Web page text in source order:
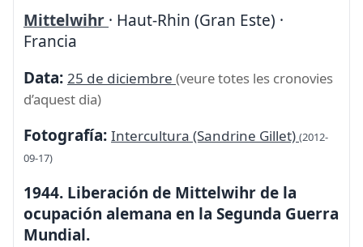
Mittelwihr · Haut-Rhin (Gran Este) ·
Francia
Data: 25 de diciembre (veure totes les cronovies
d’aquest dia)
Fotografía: Intercultura (Sandrine Gillet) (2012-
09-17)
1944. Liberación de Mittelwihr de la
ocupación alemana en la Segunda Guerra
Mundial.